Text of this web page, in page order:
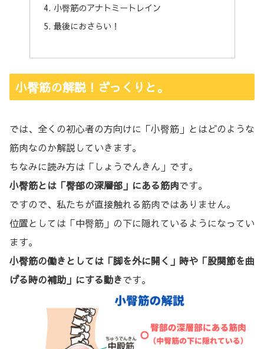
小臀筋のアナトミートレイン
最後におさらい！
小臀筋の解説！ざっくりと。
では、全くの初心者の方向けに「小臀筋」とはどのような
筋肉なのか解説していきます。
ちなみに読み方は「しょうでんきん」です。
小臀筋とは「臀部の深層部」にある筋肉です。
ですので、私たちが直接触れる筋肉ではありません。
位置としては「中臀筋」の下に隠れているようになってい
ます。
小臀筋の働きとしては「脚を外に開く」時や「股関節を曲
げる時の補助」にする動きです。